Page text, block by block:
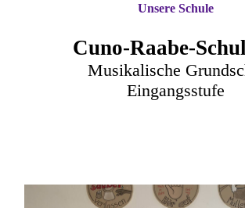
Cuno-Raabe-
Musikalische
Eingangsstufe
Unsere Schule